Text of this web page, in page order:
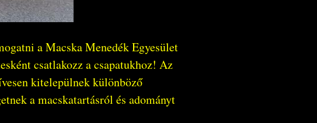
a Macska Menedék Egyesület
csatlakozz a csapatukhoz! Az
kitelepülnek különböző
a macskatartásról és adományt